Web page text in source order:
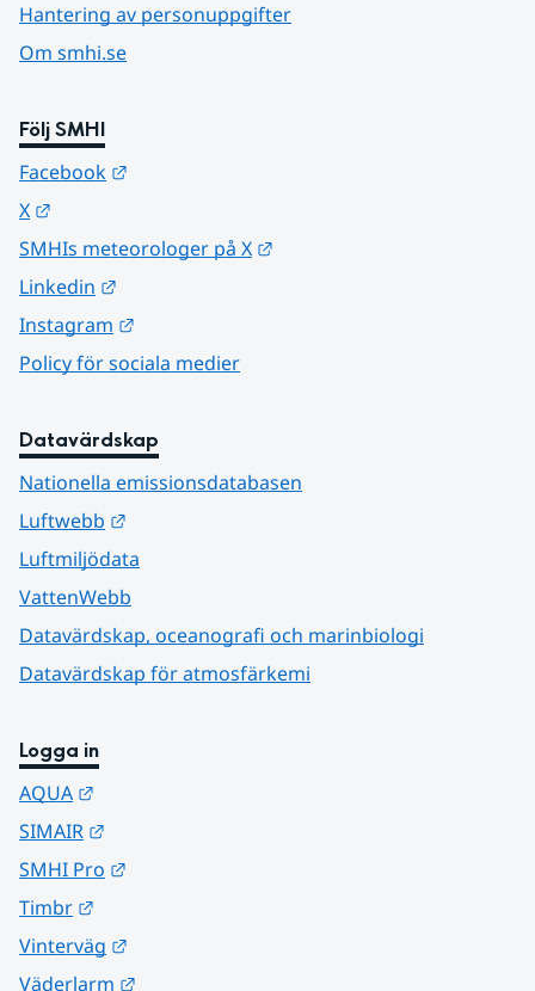
Hantering av personuppgifter
Om smhi.se
Följ SMHI
Facebook
X
SMHIs meteorologer på X
Linkedin
Instagram
Policy för sociala medier
Datavärdskap
Nationella emissionsdatabasen
Luftwebb
Luftmiljödata
VattenWebb
Datavärdskap, oceanografi och marinbiologi
Datavärdskap för atmosfärkemi
Logga in
AQUA
SIMAIR
SMHI Pro
Timbr
Vinterväg
Väderlarm